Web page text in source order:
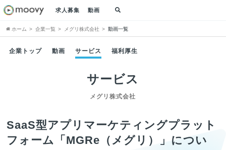
求人募集 動画
ホーム 企業一覧 メグリ株式会社 動画一覧
企業トップ 動画 サービス 福利厚生
サービス
メグリ株式会社
SaaS型アプリマーケティングプラット
フォーム「MGRe（メグリ）」につい